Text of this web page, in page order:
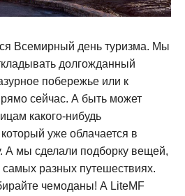
Всемирный день туризма. Мы
долгожданный
побережье или к
сейчас. А быть может
какого-нибудь
уже облачается в
А мы сделали подборку вещей,
самых разных путешествиях.
чемоданы! А LiteMF